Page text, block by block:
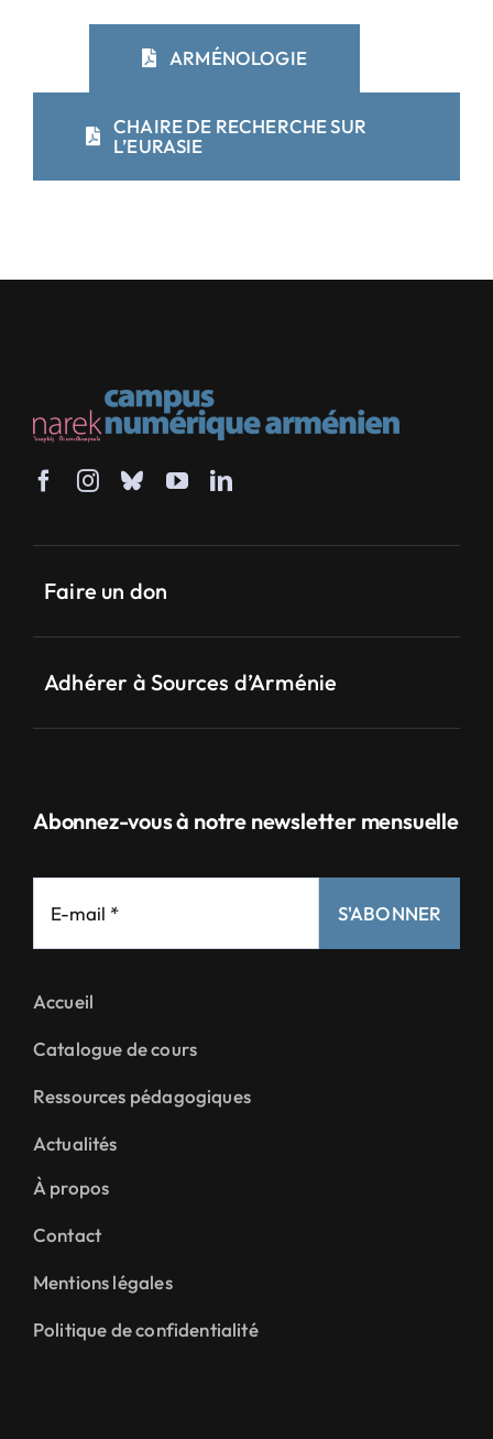
ARMÉNOLOGIE
CHAIRE DE RECHERCHE SUR
L’EURASIE
Faire un don
Adhérer à Sources d’Arménie
Abonnez-vous à notre newsletter mensuelle
S'ABONNER
Accueil
Catalogue de cours
Ressources pédagogiques
Actualités
À propos
Contact
Mentions légales
Politique de confidentialité